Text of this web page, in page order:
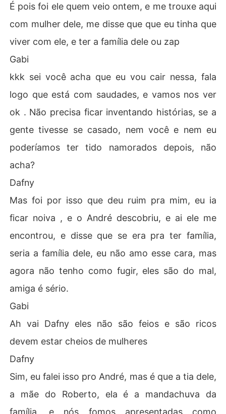
É pois foi ele quem veio ontem, e me trouxe aqui
com mulher dele, me disse que que eu tinha que
viver com ele, e ter a família dele ou zap
Gabi
kkk sei você acha que eu vou cair nessa, fala
logo que está com saudades, e vamos nos ver
ok . Não precisa ficar inventando histórias, se a
gente tivesse se casado, nem você e nem eu
poderíamos ter tido namorados depois, não
acha?
Dafny
Mas foi por isso que deu ruim pra mim, eu ia
ficar noiva , e o André descobriu, e ai ele me
encontrou, e disse que se era pra ter família,
seria a família dele, eu não amo esse cara, mas
agora não tenho como fugir, eles são do mal,
amiga é sério.
Gabi
Ah vai Dafny eles não são feios e são ricos
devem estar cheios de mulheres
Dafny
Sim, eu falei isso pro André, mas é que a tia dele,
a mãe do Roberto, ela é a mandachuva da
família, e nós fomos apresentadas como